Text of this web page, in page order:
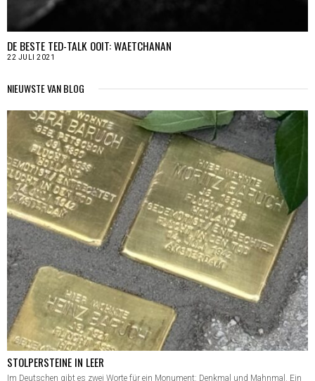
DE BESTE TED-TALK OOIT: WAETCHANAN
22 JULI 2021
NIEUWSTE VAN BLOG
STOLPERSTEINE IN LEER
Im Deutschen gibt es zwei Worte für ein Monument: Denkmal und Mahnmal. Ein